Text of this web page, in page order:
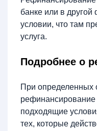
банке или в
условии, что там
услуга.
Подробнее о
При определенных
рефинансирование
подходящие
тех, которые